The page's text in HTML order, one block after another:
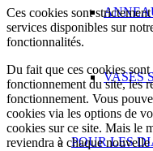
VASES
POUR LES
Ces cookies sont
services disponibles sur
fonctionnalités.
Du fait que ces cookies sont
fonctionnement du site, les
fonctionnement. Vous
cookies via les options de
cookies sur ce site. Mais le
reviendra à chaque